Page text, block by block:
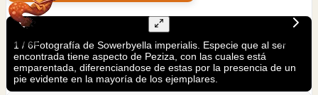
1 / 6Fotografía de Sowerbyella imperialis. Especie que al ser
encontrada tiene aspecto de Peziza, con las cuales está
emparentada, diferenciandose de estas por la presencia de un
pie evidente en la mayoría de los ejemplares.